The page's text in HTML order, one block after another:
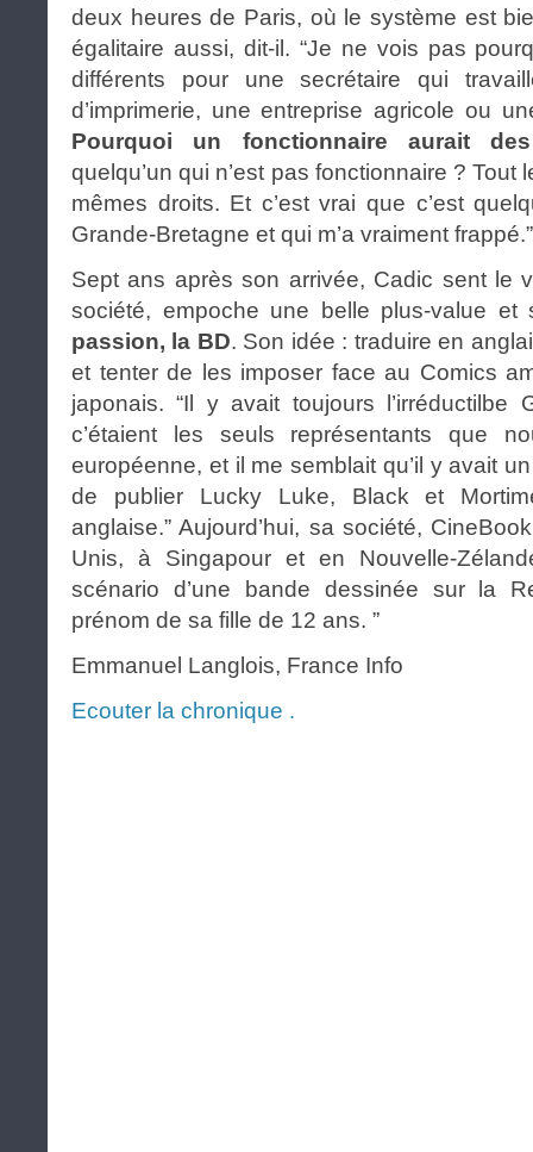
deux heures de Paris, où le système est
égalitaire aussi, dit-il. “Je ne vois pas
différents pour une secrétaire qui
d’imprimerie, une entreprise agricole ou
Pourquoi un fonctionnaire aurait
quelqu’un qui n’est pas fonctionnaire ? Tout
mêmes droits. Et c’est vrai que c’est
Grande-Bretagne et qui m’a vraiment frappé.”
Sept ans après son arrivée, Cadic sent le
société, empoche une belle plus-value
passion, la BD. Son idée : traduire en
et tenter de les imposer face au Comics
japonais. “Il y avait toujours l’irréductilbe
c’étaient les seuls représentants que
européenne, et il me semblait qu’il y avait
de publier Lucky Luke, Black et
anglaise.” Aujourd’hui, sa société,
Unis, à Singapour et en Nouvelle-
scénario d’une bande dessinée sur la
prénom de sa fille de 12 ans. ”
Emmanuel Langlois, France Info
Ecouter la chronique .